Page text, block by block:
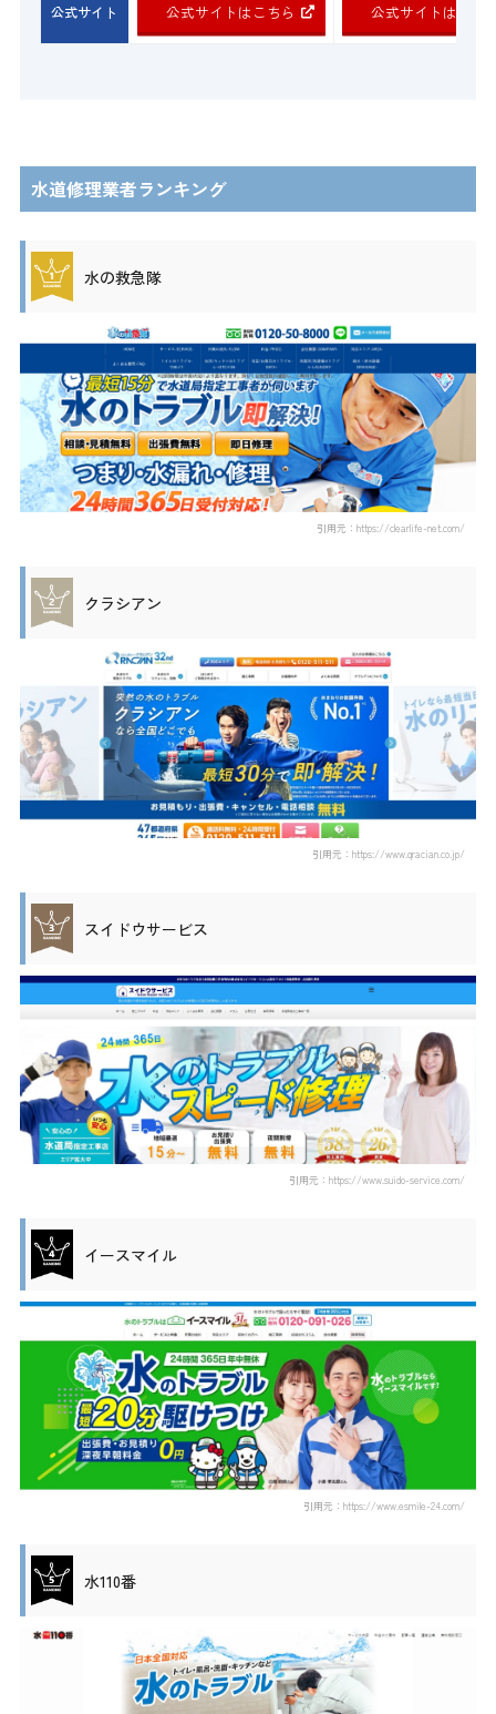
公式サイト 公式サイトはこちら 公式サイトはこち
水道修理業者ランキング
水の救急隊
引用元：https://clearlife-net.com/
クラシアン
引用元：https://www.qracian.co.jp/
スイドウサービス
引用元：https://www.suido-service.com/
イースマイル
引用元：https://www.esmile-24.com/
水110番